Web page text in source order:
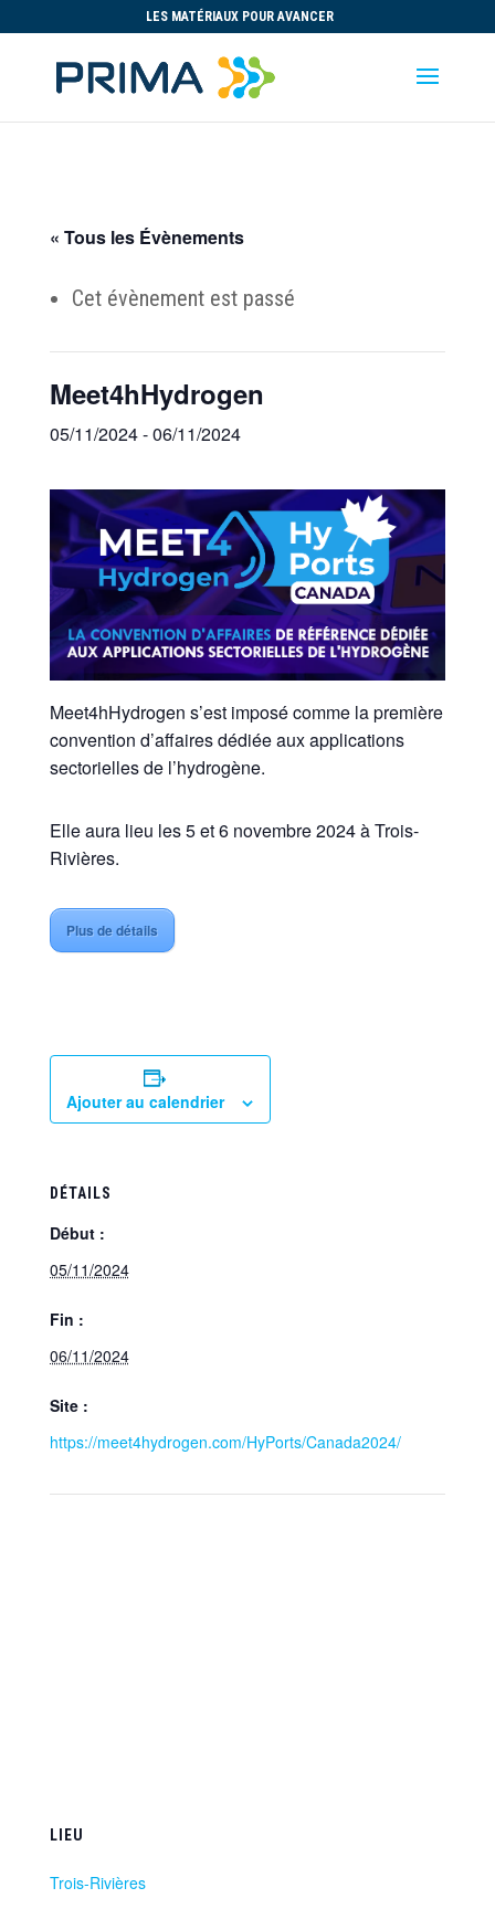
LES MATÉRIAUX POUR AVANCER
« Tous les Évènements
Cet évènement est passé
Meet4hHydrogen
05/11/2024-06/11/2024
Meet4hHydrogen s’est imposé comme la première
convention d’affaires dédiée aux applications
sectorielles de l’hydrogène.
Elle aura lieu les 5 et 6 novembre 2024 à Trois-
Rivières.
Plus de détails
Ajouter au calendrier
DÉTAILS
Début :
05/11/2024
Fin :
06/11/2024
Site :
https://meet4hydrogen.com/HyPorts/Canada2024/
LIEU
Trois-Rivières